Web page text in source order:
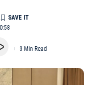
3 Min Read